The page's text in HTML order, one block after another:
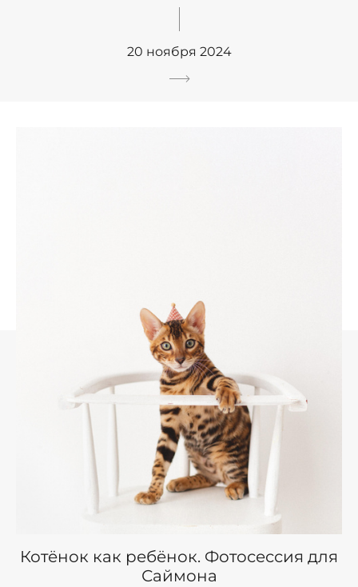
20 ноября 2024
Котёнок как ребёнок. Фотосессия для
Саймона